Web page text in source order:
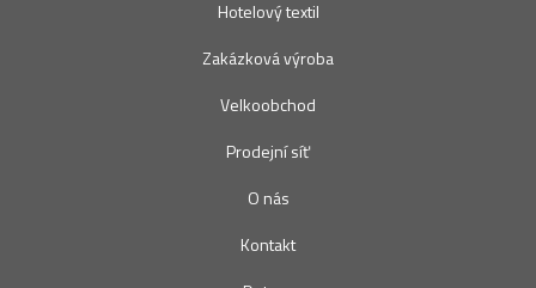
Hotelový textil
Zakázková výroba
Velkoobchod
Prodejní síť
O nás
Kontakt